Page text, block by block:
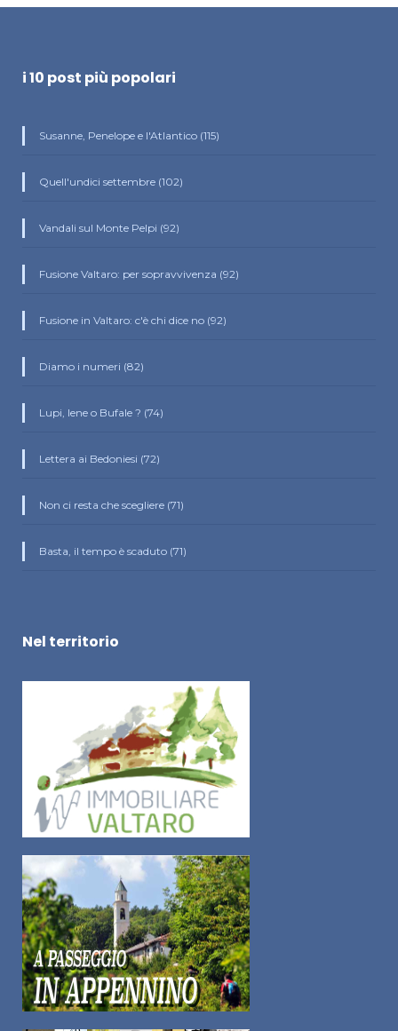
i 10 post più popolari
Susanne, Penelope e l'Atlantico (115)
Quell'undici settembre (102)
Vandali sul Monte Pelpi (92)
Fusione Valtaro: per sopravvivenza (92)
Fusione in Valtaro: c'è chi dice no (92)
Diamo i numeri (82)
Lupi, Iene o Bufale ? (74)
Lettera ai Bedoniesi (72)
Non ci resta che scegliere (71)
Basta, il tempo è scaduto (71)
Nel territorio